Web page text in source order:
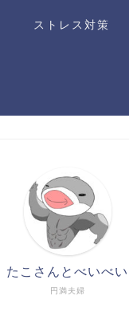
ストレス対策
円満夫婦
たこさんとべいべい